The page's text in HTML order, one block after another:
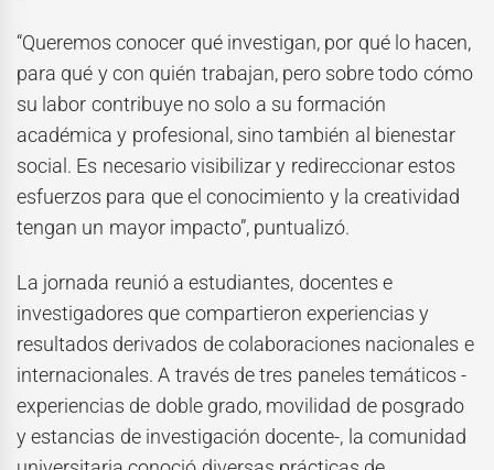
“Queremos conocer qué investigan, por qué lo hacen,
para qué y con quién trabajan, pero sobre todo cómo
su labor contribuye no solo a su formación
académica y profesional, sino también al bienestar
social. Es necesario visibilizar y redireccionar estos
esfuerzos para que el conocimiento y la creatividad
tengan un mayor impacto”, puntualizó.
La jornada reunió a estudiantes, docentes e
investigadores que compartieron experiencias y
resultados derivados de colaboraciones nacionales e
internacionales. A través de tres paneles temáticos -
experiencias de doble grado, movilidad de posgrado
y estancias de investigación docente-, la comunidad